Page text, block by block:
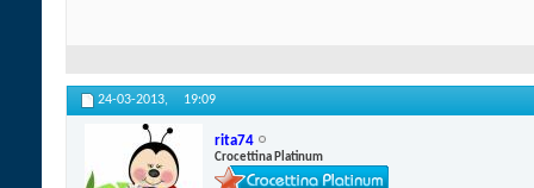
24-03-2013, 19:09
rita74
Crocettina Platinum